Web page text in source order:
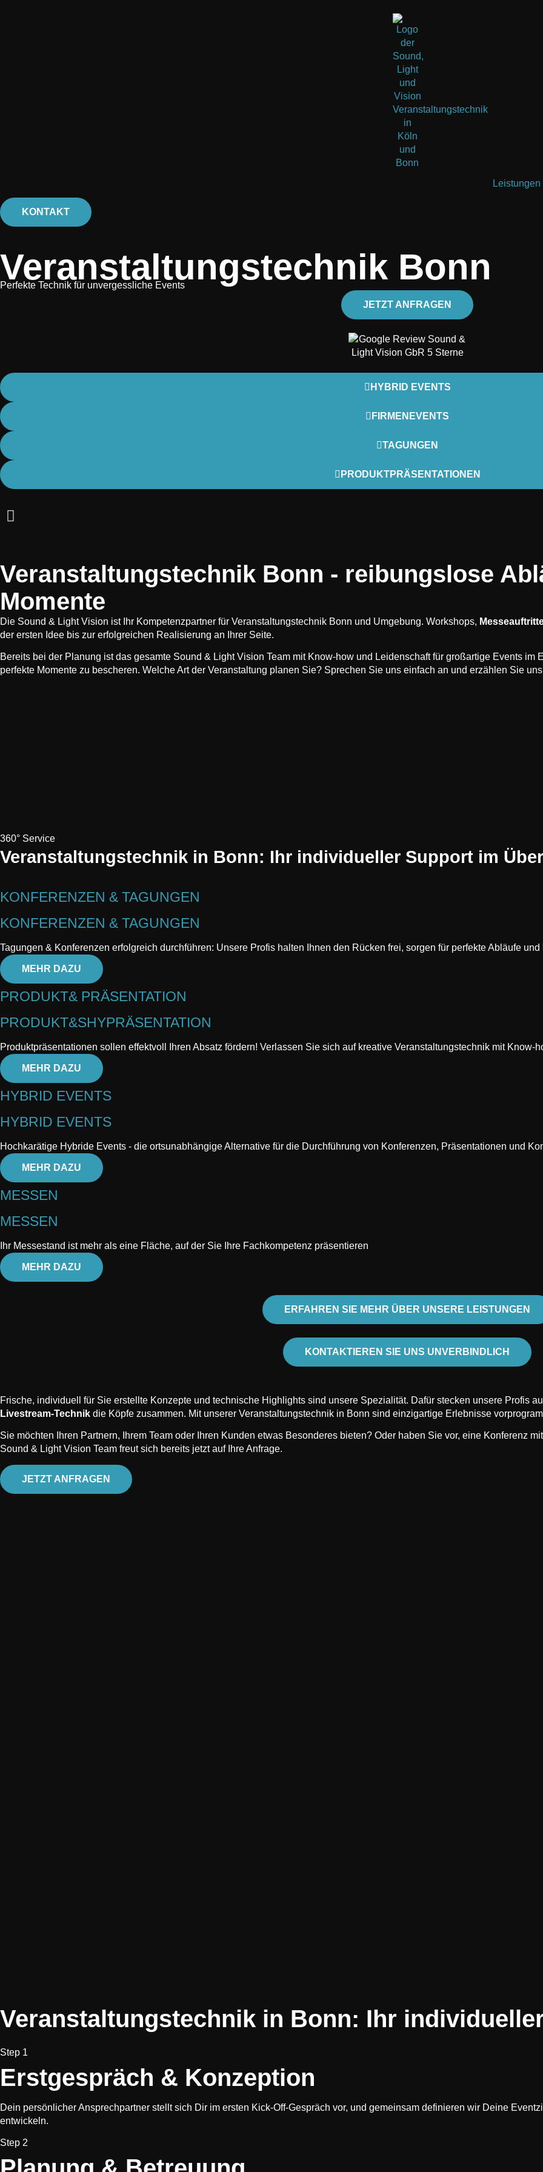
Leistungen
KONTAKT
Veranstaltungstechnik Bonn
Perfekte Technik für unvergessliche Events
JETZT ANFRAGEN
HYBRID EVENTS
FIRMENEVENTS
TAGUNGEN
PRODUKTPRÄSENTATIONEN
Veranstaltungstechnik Bonn - reibungslose
Momente
Die Sound & Light Vision ist Ihr Kompetenzpartner für Veranstaltungstechnik Bonn und Umgebung. Workshops,
der ersten Idee bis zur erfolgreichen Realisierung an Ihrer Seite.
Bereits bei der Planung ist das gesamte Sound & Light Vision Team mit Know-how und Leidenschaft für großartige Events im
perfekte Momente zu bescheren. Welche Art der Veranstaltung planen Sie? Sprechen Sie uns einfach an und erzählen Sie
360° Service
Veranstaltungstechnik in Bonn: Ihr individueller Support im
KONFERENZEN & TAGUNGEN
KONFERENZEN & TAGUNGEN
Tagungen & Konferenzen erfolgreich durchführen: Unsere Profis halten Ihnen den Rücken frei, sorgen für perfekte Abläufe
MEHR DAZU
PRODUKT& PRÄSENTATION
PRODUKT&SHYPRÄSENTATION
Produktpräsentationen sollen effektvoll Ihren Absatz fördern! Verlassen Sie sich auf kreative Veranstaltungstechnik mit Know-
MEHR DAZU
HYBRID EVENTS
HYBRID EVENTS
Hochkarätige Hybride Events - die ortsunabhängige Alternative für die Durchführung von Konferenzen, Präsentationen und
MEHR DAZU
MESSEN
MESSEN
Ihr Messestand ist mehr als eine Fläche, auf der Sie Ihre Fachkompetenz präsentieren
MEHR DAZU
ERFAHREN SIE MEHR ÜBER UNSERE LEISTUNGEN
KONTAKTIEREN SIE UNS UNVERBINDLICH
Frische, individuell für Sie erstellte Konzepte und technische Highlights sind unsere Spezialität. Dafür stecken unsere Profis
Livestream-Technik die Köpfe zusammen. Mit unserer Veranstaltungstechnik in Bonn sind einzigartige Erlebnisse
Sie möchten Ihren Partnern, Ihrem Team oder Ihren Kunden etwas Besonderes bieten? Oder haben Sie vor, eine Konferenz
Sound & Light Vision Team freut sich bereits jetzt auf Ihre Anfrage.
JETZT ANFRAGEN
Veranstaltungstechnik in Bonn: Ihr
Step 1
Erstgespräch & Konzeption
Dein persönlicher Ansprechpartner stellt sich Dir im ersten Kick-Off-Gespräch vor, und gemeinsam definieren wir Deine
entwickeln.
Step 2